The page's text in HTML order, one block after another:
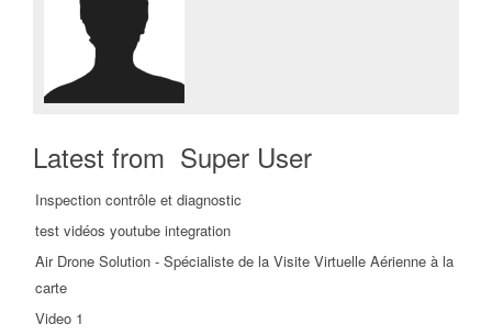
Latest from Super User
Inspection contrôle et diagnostic
test vidéos youtube integration
Air Drone Solution - Spécialiste de la Visite Virtuelle Aérienne à la
carte
Video 1